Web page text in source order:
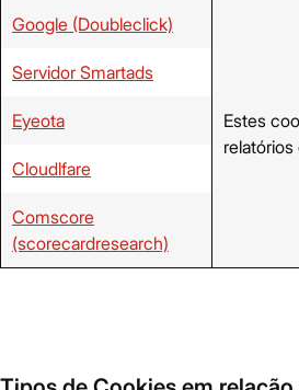
Google (Doubleclick)
Estes
Servidor Smartads
Eyeota
Cloudlfare
Comscore
(scorecardresearch)